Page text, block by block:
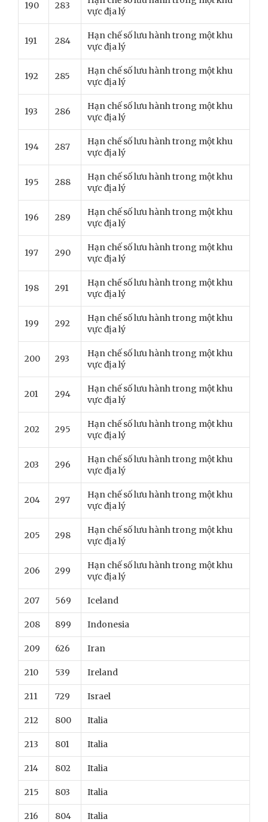
190 283
vực địa lý
191 284
Hạn chế số lưu hành trong một khu
vực địa lý
192 285
Hạn chế số lưu hành trong một khu
vực địa lý
193 286
Hạn chế số lưu hành trong một khu
vực địa lý
194 287
Hạn chế số lưu hành trong một khu
vực địa lý
195 288
Hạn chế số lưu hành trong một khu
vực địa lý
196 289
Hạn chế số lưu hành trong một khu
vực địa lý
197 290
Hạn chế số lưu hành trong một khu
vực địa lý
198 291
Hạn chế số lưu hành trong một khu
vực địa lý
199 292
Hạn chế số lưu hành trong một khu
vực địa lý
200 293
Hạn chế số lưu hành trong một khu
vực địa lý
201 294
Hạn chế số lưu hành trong một khu
vực địa lý
202 295
Hạn chế số lưu hành trong một khu
vực địa lý
203 296
Hạn chế số lưu hành trong một khu
vực địa lý
204 297
Hạn chế số lưu hành trong một khu
vực địa lý
205 298
Hạn chế số lưu hành trong một khu
vực địa lý
206 299
Hạn chế số lưu hành trong một khu
vực địa lý
207 569 Iceland
208 899 Indonesia
209 626 Iran
210 539 Ireland
211 729 Israel
212 800 Italia
213 801 Italia
214 802 Italia
215 803 Italia
216 804 Italia